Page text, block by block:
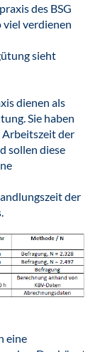
des BSG
verdienen
sieht
dienen als
Sie haben
der
sollen diese
der
eine